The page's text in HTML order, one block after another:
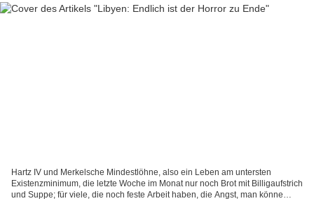
Hartz IV und Merkelsche Mindestlöhne, also ein Leben am untersten
Existenzminimum, die letzte Woche im Monat nur noch Brot mit Billigaufstrich
und Suppe; für viele, die noch feste Arbeit haben, die Angst, man könne